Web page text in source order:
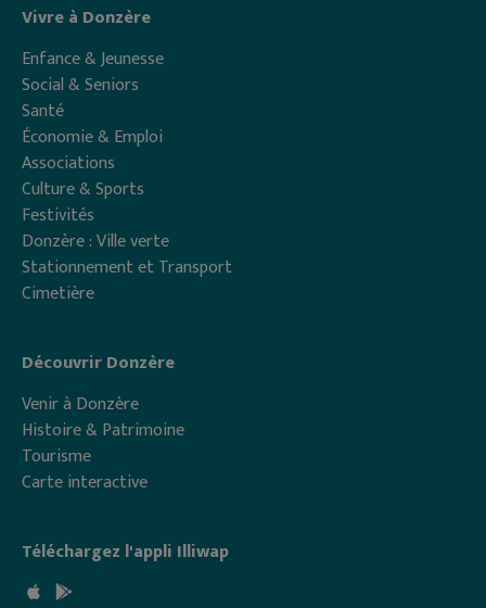
Vivre à Donzère
Enfance & Jeunesse
Social & Seniors
Santé
Économie & Emploi
Associations
Culture & Sports
Festivités
Donzère : Ville verte
Stationnement et Transport
Cimetière
Découvrir Donzère
Venir à Donzère
Histoire & Patrimoine
Tourisme
Carte interactive
Téléchargez l'appli Illiwap